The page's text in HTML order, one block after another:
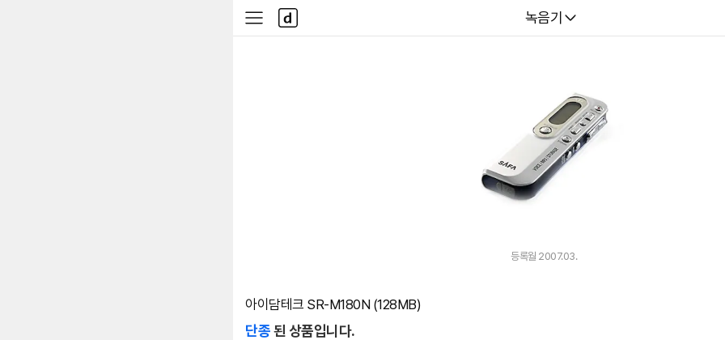
다나와
녹음기
사
이
다
나
와
등록월 2007.03.
아이담테크 SR-M180N (128MB)
단종된 상품입니다.